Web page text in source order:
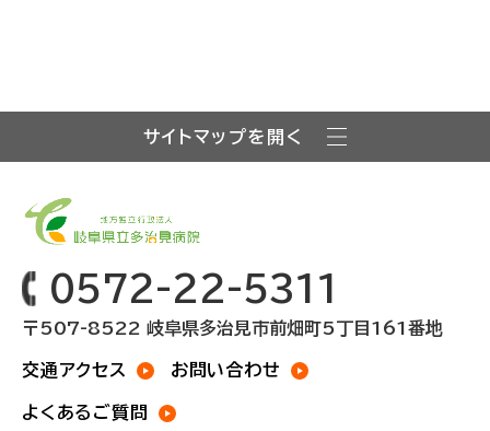
サイトマップを開く
0572-22-5311
〒507-8522 岐阜県多治見市前畑町5丁目161番地
交通アクセス お問い合わせ
よくあるご質問